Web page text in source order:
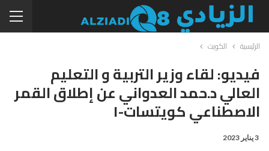
الرئيسية الكويت
فيديو: لقاء وزير التربية و التعليم
العالي د.حمد العدواني عن إطلاق القمر
الاصطناعي كويتسات-١
3 يناير 2023